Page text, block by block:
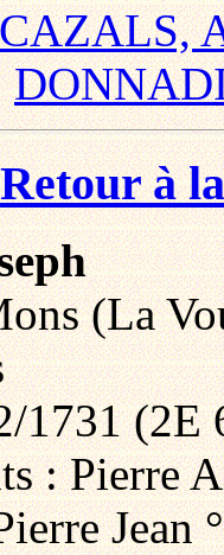
CAZALS,
Retour à
(La
1731 (2E
: Pierre
Jean °